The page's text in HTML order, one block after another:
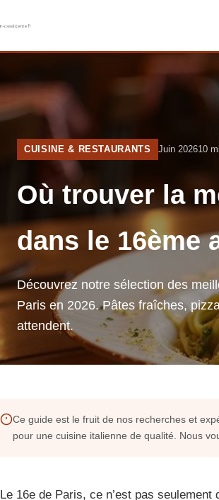
CUISINE & RESTAURANTS Juin 202610
Où trouver la
dans le 16ème
Découvrez notre sélection des
Paris en 2026. Pâtes fraîches,
attendent.
Ce guide est le fruit de nos recherches et
pour une cuisine italienne de qualité. Nous
Le 16e de Paris, ce n’est pas seulement